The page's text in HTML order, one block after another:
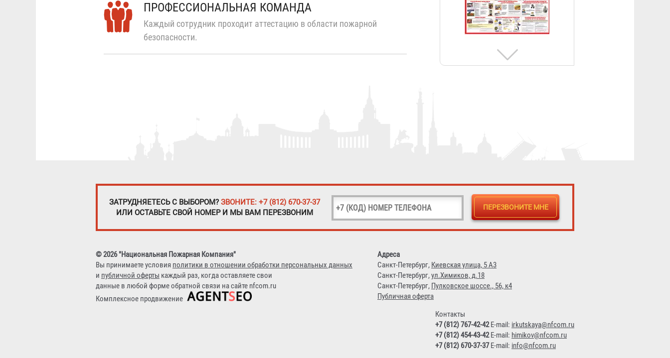
ПРОФЕССИОНАЛЬНАЯ КОМАНДА
Каждый сотрудник проходит аттестацию в области пожарной
безопасности.
Стенд "Разновидности
ЗАТРУДНЯЕТЕСЬ С ВЫБОРОМ? ЗВОНИТЕ: +7 (812) 670-37-37
ИЛИ ОСТАВЬТЕ СВОЙ НОМЕР И МЫ ВАМ ПЕРЕЗВОНИМ
© 2026 "Национальная Пожарная Компания"
Вы принимаете условия политики в отношении обработки персональных данных
и публичной оферты каждый раз, когда оставляете свои
данные в любой форме обратной связи на сайте nfcom.ru
Комплексное продвижение
Адреса
Санкт-Петербург, Киевская улица, 5 А3
Санкт-Петербург,ул.Химиков, д.18
Санкт-Петербург, Пулковское шоссе., 56, к4
Публичная оферта
Контакты
+7 (812) 767-42-42E-mail: irkutskaya@nfcom.ru
+7 (812) 454-43-42E-mail: himikov@nfcom.ru
+7 (812) 670-37-37E-mail: info@nfcom.ru